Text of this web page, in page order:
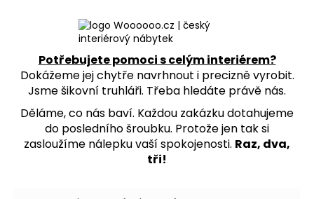
Potřebujete pomoci s celým interiérem?
Dokážeme jej chytře navrhnout i precizně vyrobit.
Jsme šikovní truhláři. Třeba hledáte právě nás.
Děláme, co nás baví. Každou zakázku dotahujeme
do posledního šroubku. Protože jen tak si
zasloužíme nálepku vaší spokojenosti. Raz, dva,
tři!